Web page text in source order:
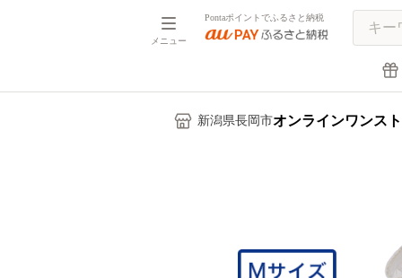
メニュー
Pontaポイントでふるさと納税
新潟県長岡市オンラインワンス